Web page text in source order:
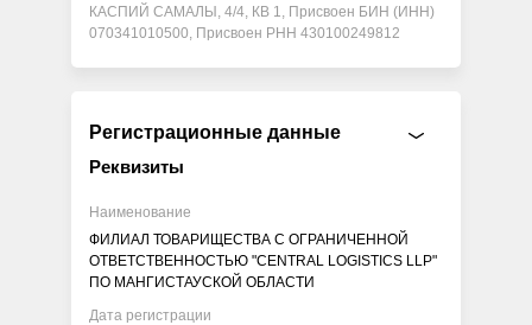
КАСПИЙ САМАЛЫ, 4/4, КВ 1, Присвоен БИН (ИНН)
070341010500, Присвоен РНН 430100249812
Регистрационные данные
Реквизиты
Наименование
ФИЛИАЛ ТОВАРИЩЕСТВА С ОГРАНИЧЕННОЙ
ОТВЕТСТВЕННОСТЬЮ "CENTRAL LOGISTICS LLP"
ПО МАНГИСТАУСКОЙ ОБЛАСТИ
Дата регистрации